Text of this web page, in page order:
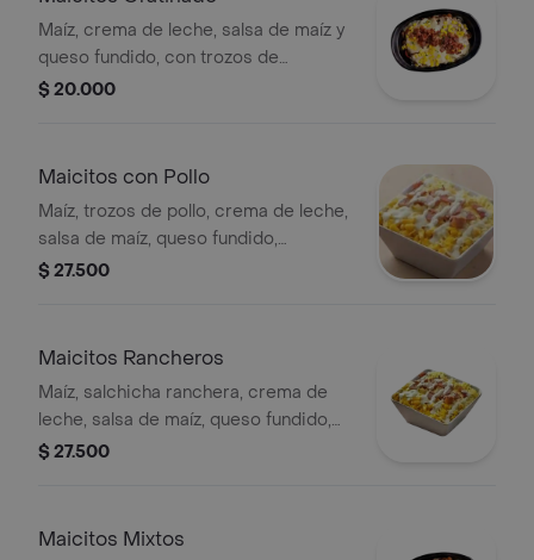
Maíz, crema de leche, salsa de maíz y
queso fundido, con trozos de
tocineta. Acompañado de pan.
$ 20.000
Maicitos con Pollo
Maíz, trozos de pollo, crema de leche,
salsa de maíz, queso fundido,
tocineta, acompañado de pan.
$ 27.500
Maicitos Rancheros
Maíz, salchicha ranchera, crema de
leche, salsa de maíz, queso fundido,
tocineta, acompañado de pan.
$ 27.500
Maicitos Mixtos